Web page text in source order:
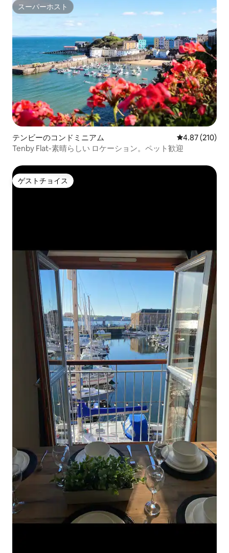
スーパーホスト
スーパーホスト
テンビーのコンドミニアム レビュー210
4.87 (210)
Tenby Flat-素晴らしい ロケーション。ペット歓迎
ゲストチョイス
ゲストチョイス